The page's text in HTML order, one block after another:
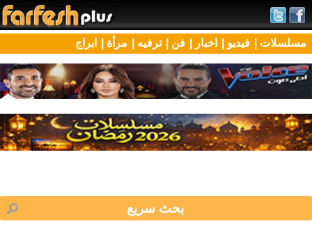
مسلسلات | فيديو | اخبار | فن | ترفيه | مرأة | ابراج